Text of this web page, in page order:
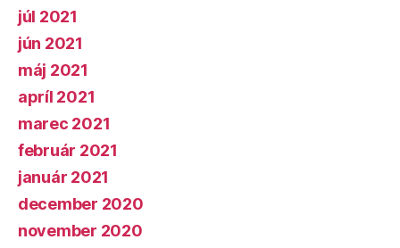
júl 2021
jún 2021
máj 2021
apríl 2021
marec 2021
február 2021
január 2021
december 2020
november 2020